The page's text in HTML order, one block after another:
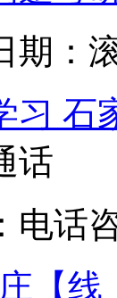
期：
习 石
话
电话